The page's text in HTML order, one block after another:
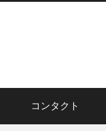
コンタクト